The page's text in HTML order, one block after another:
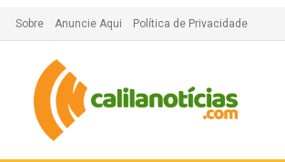
Sobre Anuncie Aqui Política de Privacidade